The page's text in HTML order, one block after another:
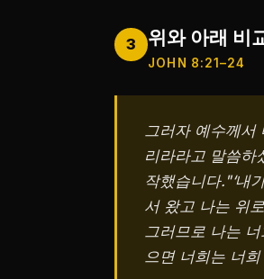
3 위와 아래 비
JOHN 8:21–24
그러자 예수께서
리라라고 말씀하
작했습니다."‘내
서 왔고 나는 위
그러므로 나는
으면 너희는 너